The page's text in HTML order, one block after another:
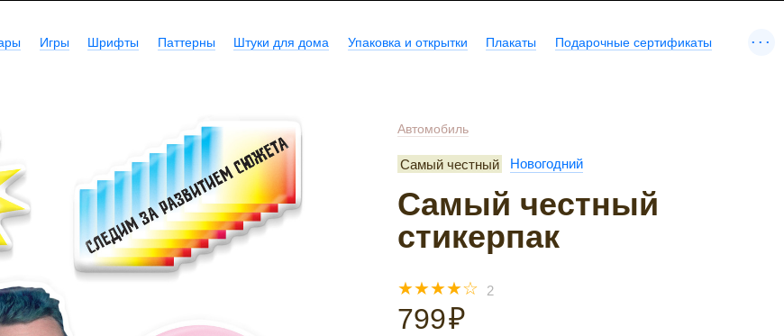
Игры Шрифты Паттерны Штуки для дома Упаковка и открытки Плакаты Подарочные сертификаты ...
Автомобиль
Самый честный Новогодний
Самый честный
стикерпак
☆
☆
☆
☆
☆ 2
799₽